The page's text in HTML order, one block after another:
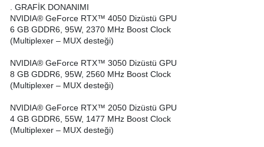
. GRAFİK DONANIMI
NVIDIA® GeForce RTX™ 4050 Dizüstü GPU
6 GB GDDR6, 95W, 2370 MHz Boost Clock
(Multiplexer – MUX desteği)
NVIDIA® GeForce RTX™ 3050 Dizüstü GPU
8 GB GDDR6, 95W, 2560 MHz Boost Clock
(Multiplexer – MUX desteği)
NVIDIA® GeForce RTX™ 2050 Dizüstü GPU
4 GB GDDR6, 55W, 1477 MHz Boost Clock
(Multiplexer – MUX desteği)